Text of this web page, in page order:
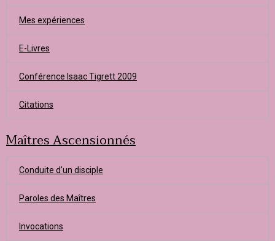
Mes expériences
E-Livres
Conférence Isaac Tigrett 2009
Citations
Maîtres Ascensionnés
Conduite d'un disciple
Paroles des Maîtres
Invocations